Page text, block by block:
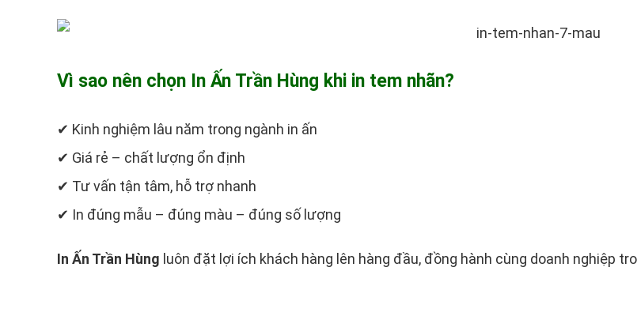
Vì sao nên chọn In Ấn Trần Hùng khi in tem nhãn?
✔ Kinh nghiệm lâu năm trong ngành in ấn
✔ Giá rẻ – chất lượng ổn định
✔ Tư vấn tận tâm, hỗ trợ nhanh
✔ In đúng mẫu – đúng màu – đúng số lượng
In Ấn Trần Hùng luôn đặt lợi ích khách hàng lên hàng đầu, đồng hành cùng doanh nghiệp